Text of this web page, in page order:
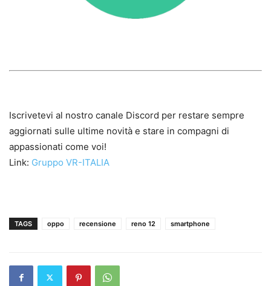
Iscrivetevi al nostro canale Discord per restare sempre
aggiornati sulle ultime novità e stare in compagni di
appassionati come voi!
Link: Gruppo VR-ITALIA
TAGS oppo recensione reno 12 smartphone